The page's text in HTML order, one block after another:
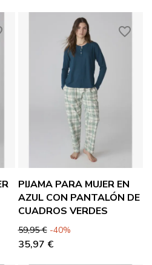
PIJAMA PARA MUJER EN
AZUL CON PANTALÓN DE
CUADROS VERDES
Precio base
59,95 € Precio
-40%
35,97 €
favorite_border